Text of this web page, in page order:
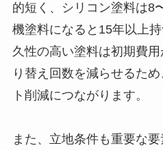
的短く、シリコン塗料は8
機塗料になると15年以上
久性の高い塗料は初期費
り替え回数を減らせるた
ト削減につながります。
また、立地条件も重要な